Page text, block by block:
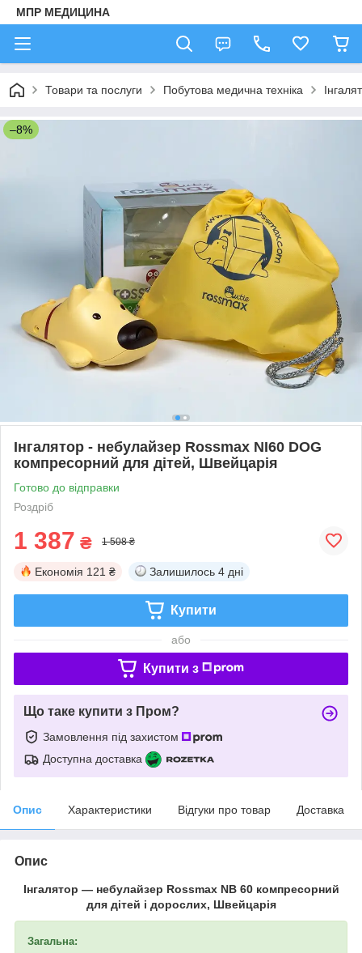
МПР МЕДИЦИНА
Товари та послуги Побутова медична техніка
–8%
Інгалятор - небулайзер Rossmax NI60 DOG
компресорний для дітей, Швейцарія
Готово до відправки
Роздріб
1 387 ₴ 1 508 ₴
Економія 121 ₴ Залишилось 4 дні
Купити
або
Купити з
Що таке купити з Пром?
Замовлення під захистом
Доступна доставка
Опис Характеристики Відгуки про товар Доставка
Опис
Інгалятор — небулайзер Rossmax NB 60 компресорний
для дітей і дорослих, Швейцарія
Загальна: